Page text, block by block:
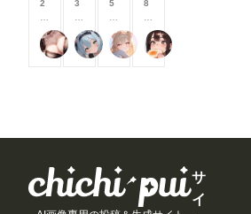
き
ま
す
き
ま
す
き
ま
す
で
き
ま
す
る
と
で
す
る
と
で
ま
す
る
と
で
ま
す
る
と
で
す
2
0
0
コ
イ
す
る
フランチェシカ・ホッチポッチ（元ごった煮）
3
0
0
コ
イ
す
る
炉巨猫@今日はこれでいいかな
5
0
0
コ
イ
す
る
ailovepui
8
0
0
コ
イ
る
と
サ
イ